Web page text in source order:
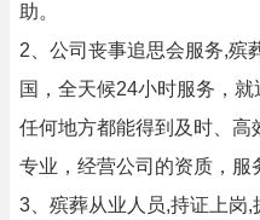
助。
2、公司丧事追思会服务,殡
国，全天候24小时服务，
任何地方都能得到及时、高
专业，经营公司的资质，服
3、殡葬从业人员,持证上岗